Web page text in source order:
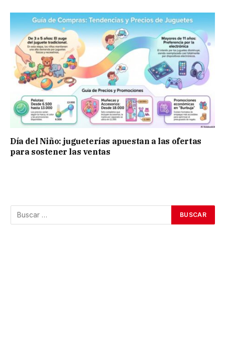
Día del Niño: jugueterías apuestan a las ofertas
para sostener las ventas